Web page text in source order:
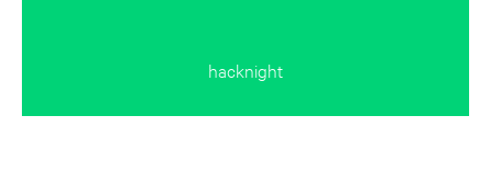
hacknight